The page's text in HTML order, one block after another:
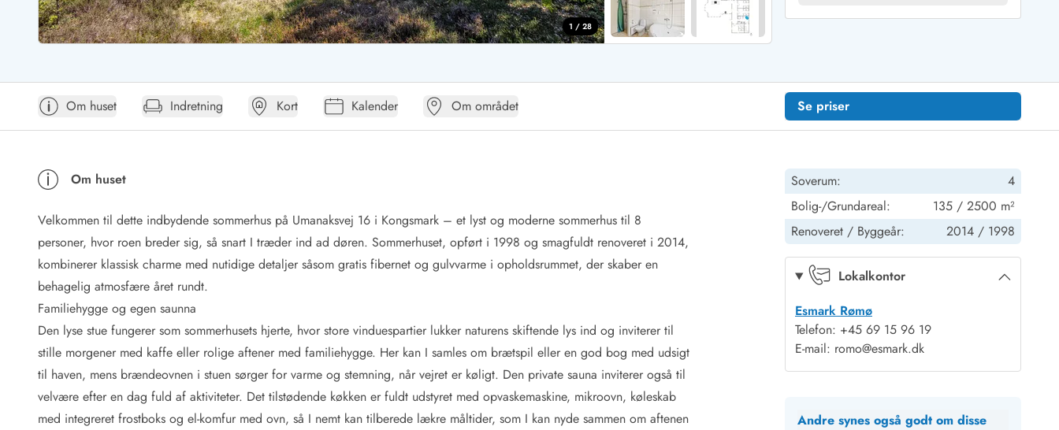
Esmark RejsecurityEsmark KidsVIPEsmark VIP partnerfordeleFordele hos os
Sommerhus ABC
Forbrugsafregning (Strøm, vand...)
Lån og lej
Rengøring
Gavekort
Book tidligt
Lejebetingelser
Vejret i Danmark
Sæsontider
Baderegler
Naturbeskyttelse
Webcam
Fotokonkurrence
1 / 28
Om huset Indretning Kort Kalender Om området Se priser
Om huset
Velkommen til dette indbydende sommerhus på Umanaksvej 16 i Kongsmark – et lyst og moderne sommerhus til 8
personer, hvor roen breder sig, så snart I træder ind ad døren. Sommerhuset, opført i 1998 og smagfuldt renoveret i 2014,
kombinerer klassisk charme med nutidige detaljer såsom gratis fibernet og gulvvarme i opholdsrummet, der skaber en
behagelig atmosfære året rundt.
Familiehygge og egen saunna
Den lyse stue fungerer som sommerhusets hjerte, hvor store vinduespartier lukker naturens skiftende lys ind og inviterer til
stille morgener med kaffe eller rolige aftener med familiehygge. Her kan I samles om brætspil eller en god bog med udsigt
til haven, mens brændeovnen i stuen sørger for varme og stemning, når vejret er køligt. Den private sauna inviterer også til
velvære efter en dag fuld af aktiviteter. Det tilstødende køkken er fuldt udstyret med opvaskemaskine, mikroovn, køleskab
med integreret frostboks og el-komfur med ovn, så I nemt kan tilberede lækre måltider, som I kan nyde sammen om aftenen
Soverum:
4
Bolig-/Grundareal:
135 / 2500 m²
Renoveret / Byggeår: 2014 / 1998
Lokalkontor
Esmark Rømø
Telefon: +45 69 15 96 19
E-mail: romo@esmark.dk
Andre synes også godt om disse